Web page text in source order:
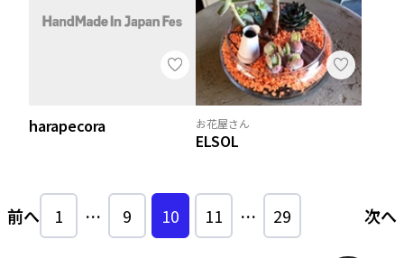
harapecora お花屋さん
ELSOL
前へ 1 … 9 10 11 … 29 次へ